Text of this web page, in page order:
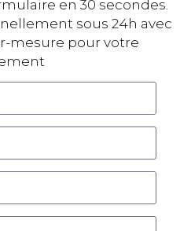
en 30 secondes.
sous 24h avec
mesure pour votre